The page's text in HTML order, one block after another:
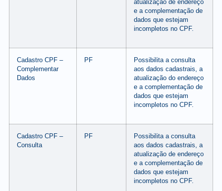
atualização de endereço
e a complementação de
dados que estejam
incompletos no CPF.
Cadastro CPF –
Complementar
Dados
PF
Possibilita a consulta
aos dados cadastrais, a
atualização do endereço
e a complementação de
dados que estejam
incompletos no CPF.
Cadastro CPF –
Consulta
PF
Possibilita a consulta
aos dados cadastrais, a
atualização de endereço
e a complementação de
dados que estejam
incompletos no CPF.